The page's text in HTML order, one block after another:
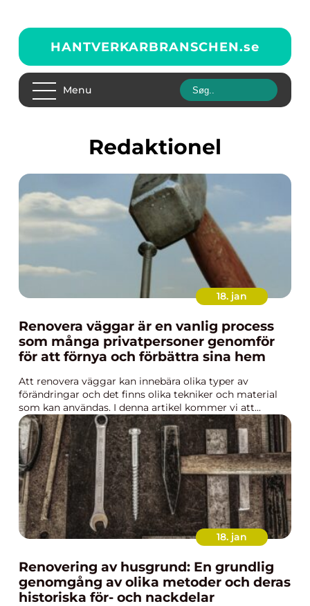
HANTVERKARBRANSCHEN.se
Menu
redaktionel
18. jan
Renovera väggar är en vanlig process
som många privatpersoner genomför
för att förnya och förbättra sina hem
Att renovera väggar kan innebära olika typer av
förändringar och det finns olika tekniker och material
som kan användas. I denna artikel kommer vi att...
18. jan
Renovering av husgrund: En grundlig
genomgång av olika metoder och deras
historiska för- och nackdelar